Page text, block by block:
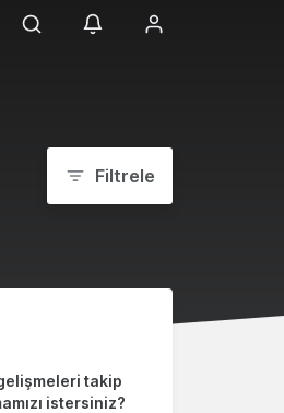
Filtrele
takip
istersiniz?